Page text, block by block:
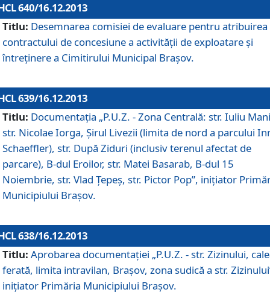
640/16.12.2013
Titlu: Desemnarea comisiei de evaluare pentru atribuirea
contractului de concesiune a activităţii de exploatare şi
întreţinere a Cimitirului Municipal Braşov.
639/16.12.2013
Titlu: Documentaţia „P.U.Z. - Zona Centrală: str. Iuliu
str. Nicolae Iorga, Şirul Livezii (limita de nord a parcului
Schaeffler), str. După Ziduri (inclusiv terenul afectat de
parcare), B-dul Eroilor, str. Matei Basarab, B-dul 15
Noiembrie, str. Vlad Ţepeş, str. Pictor Pop”, iniţiator
Municipiului Braşov.
638/16.12.2013
Titlu: Aprobarea documentaţiei „P.U.Z. - str. Zizinului,
ferată, limita intravilan, Braşov, zona sudică a str.
iniţiator Primăria Municipiului Braşov.